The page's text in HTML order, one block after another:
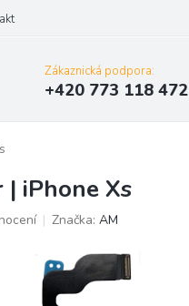
Zákaznická podpora:
+420 773 118 472
iPhone Xs
Značka: AM